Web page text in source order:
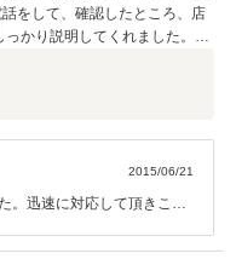
をして、確認したところ、店
かり説明してくれました。遠
中、とても親身に相談にのっ
の割にとても綺麗で、状態も
復60kmの通勤快足車です。
2015/06/21
。迅速に対応して頂きこち
ことがありましたら御気軽